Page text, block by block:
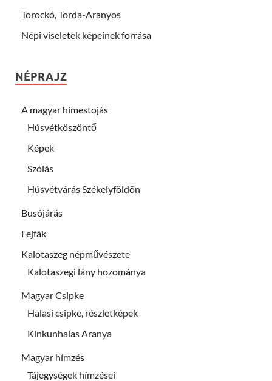
Torockó, Torda-Aranyos
Népi viseletek képeinek forrása
NÉPRAJZ
A magyar hímestojás
Húsvétköszöntő
Képek
Szólás
Húsvétvárás Székelyföldön
Busójárás
Fejfák
Kalotaszeg népművészete
Kalotaszegi lány hozománya
Magyar Csipke
Halasi csipke, részletképek
Kinkunhalas Aranya
Magyar hímzés
Tájegységek hímzései